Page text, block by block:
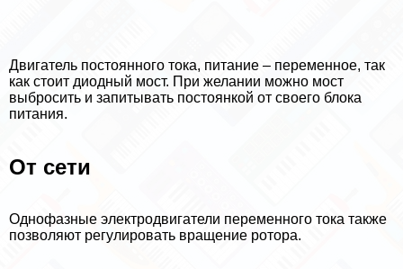
Двигатель постоянного тока, питание – переменное, так
как стоит диодный мост. При желании можно мост
выбросить и запитывать постоянкой от своего блока
питания.
От сети
Однофазные электродвигатели переменного тока также
позволяют регулировать вращение ротора.